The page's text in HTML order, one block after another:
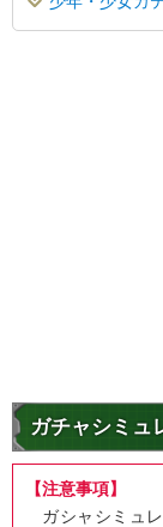
ガチャシミュ
【注意事項】
ガシャシミュ